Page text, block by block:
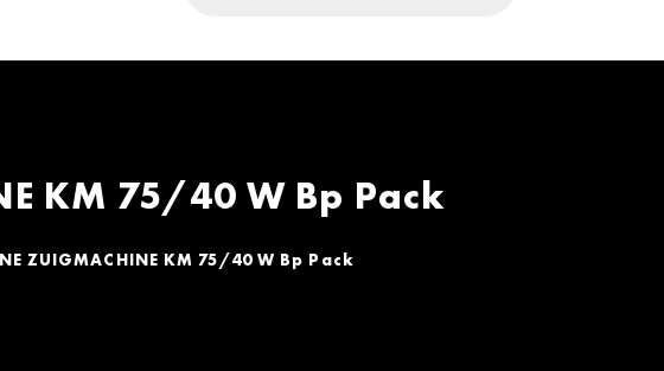
KM 75/40 W Bp Pack
ZUIGMACHINE KM 75/40 W Bp Pack